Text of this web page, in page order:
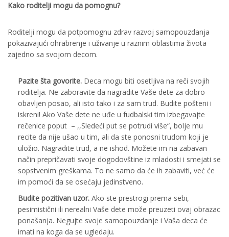
Kako roditelji mogu da pomognu?
Roditelji mogu da potpomognu zdrav razvoj samopouzdanja
pokazivajući ohrabrenje i uživanje u raznim oblastima života
zajedno sa svojom decom.
Pazite šta govorite. Deca mogu biti osetljiva na reči svojih
roditelja. Ne zaboravite da nagradite Vaše dete za dobro
obavljen posao, ali isto tako i za sam trud. Budite pošteni i
iskreni! Ako Vaše dete ne uđe u fudbalski tim izbegavajte
rečenice poput – ,,Sledeći put se potrudi više“, bolje mu
recite da nije ušao u tim, ali da ste ponosni trudom koji je
uložio. Nagradite trud, a ne ishod. Možete im na zabavan
način prepričavati svoje dogodovštine iz mladosti i smejati se
sopstvenim greškama. To ne samo da će ih zabaviti, već će
im pomoći da se osećaju jedinstveno.
Budite pozitivan uzor. Ako ste prestrogi prema sebi,
pesimistični ili nerealni Vaše dete može preuzeti ovaj obrazac
ponašanja. Negujte svoje samopouzdanje i Vaša deca će
imati na koga da se ugledaju.